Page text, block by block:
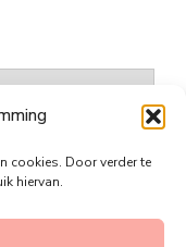
cookies. Door verder te
hiervan.
door